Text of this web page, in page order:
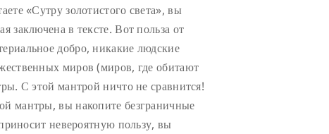
«Сутру золотистого света», вы
заключена в тексте. Вот польза от
добро, никакие людские
миров (миров, где обитают
С этой мантрой ничто не сравнится!
мантры, вы накопите безграничные
невероятную пользу, вы